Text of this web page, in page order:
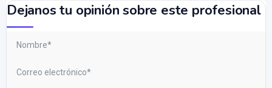
Dejanos tu opinión sobre este profesional